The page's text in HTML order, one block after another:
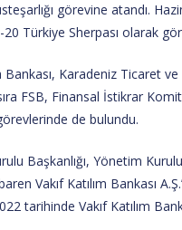
görevine atandı.
Türkiye Sherpası olarak
Karadeniz Ticaret
FSB, Finansal İstikrar
de bulundu.
Başkanlığı, Yönetim
Vakıf Katılım Bankası
tarihinde Vakıf Katılım